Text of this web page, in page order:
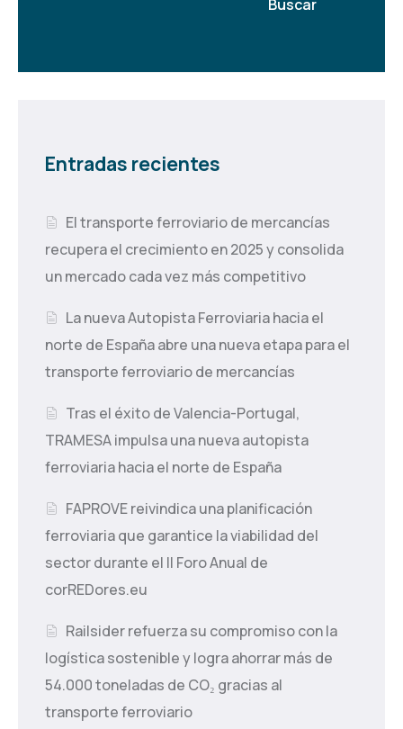
Buscar
Entradas recientes
El transporte ferroviario de mercancías
recupera el crecimiento en 2025 y consolida
un mercado cada vez más competitivo
La nueva Autopista Ferroviaria hacia el
norte de España abre una nueva etapa para el
transporte ferroviario de mercancías
Tras el éxito de Valencia-Portugal,
TRAMESA impulsa una nueva autopista
ferroviaria hacia el norte de España
FAPROVE reivindica una planificación
ferroviaria que garantice la viabilidad del
sector durante el II Foro Anual de
corREDores.eu
Railsider refuerza su compromiso con la
logística sostenible y logra ahorrar más de
54.000 toneladas de CO₂ gracias al
transporte ferroviario